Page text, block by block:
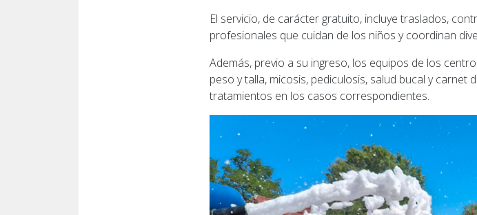
El servicio, de carácter gratuito, incluye traslados,
profesionales que cuidan de los niños y coordinan
Además, previo a su ingreso, los equipos de los
peso y talla, micosis, pediculosis, salud bucal y
tratamientos en los casos correspondientes.